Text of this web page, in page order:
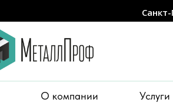
О компании Услуги